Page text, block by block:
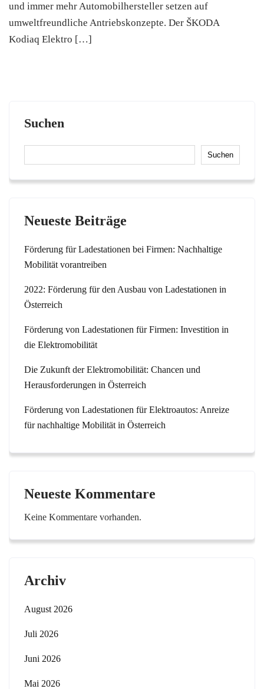
und immer mehr Automobilhersteller setzen auf
umweltfreundliche Antriebskonzepte. Der ŠKODA
Kodiaq Elektro […]
Suchen
Suchen
Neueste Beiträge
Förderung für Ladestationen bei Firmen: Nachhaltige
Mobilität vorantreiben
2022: Förderung für den Ausbau von Ladestationen in
Österreich
Förderung von Ladestationen für Firmen: Investition in
die Elektromobilität
Die Zukunft der Elektromobilität: Chancen und
Herausforderungen in Österreich
Förderung von Ladestationen für Elektroautos: Anreize
für nachhaltige Mobilität in Österreich
Neueste Kommentare
Keine Kommentare vorhanden.
Archiv
August 2026
Juli 2026
Juni 2026
Mai 2026